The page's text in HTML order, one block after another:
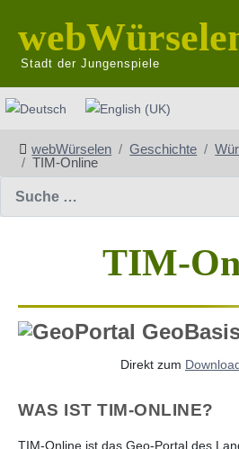
Stadt der Jungenspiele
Sprache auswählen
webWürselen Geschichte
TIM-Online
TIM-
Direkt zum
WAS IST TIM-ONLINE?
TIM-Online ist das Geo-Portal des